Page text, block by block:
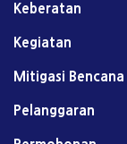
Keberatan
Kegiatan
Mitigasi Bencana
Pelanggaran